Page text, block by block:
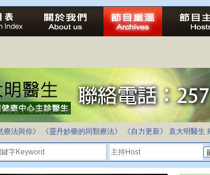
會並不等同公正社會
育合法化-推動多元化教育，全民學卷制
療法與你》
《靈丹妙藥的同類療法》 《自力更新》 袁大明醫生